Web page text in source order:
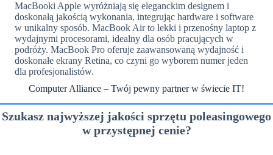
MacBooki Apple wyróżniają się eleganckim designem i
doskonałą jakością wykonania, integrując hardware i software
w unikalny sposób. MacBook Air to lekki i przenośny laptop z
wydajnymi procesorami, idealny dla osób pracujących w
podróży. MacBook Pro oferuje zaawansowaną wydajność i
doskonałe ekrany Retina, co czyni go wyborem numer jeden
dla profesjonalistów.
Computer Alliance – Twój pewny partner w świecie IT!
Szukasz najwyższej jakości sprzętu poleasingowego
w przystępnej cenie?